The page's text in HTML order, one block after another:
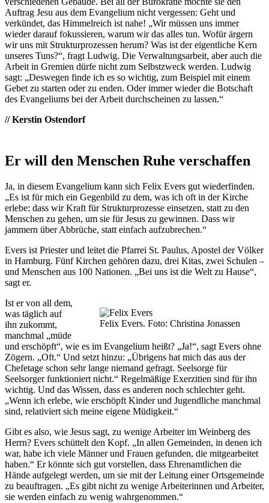
Auftrag Jesu aus dem Evangelium nicht vergessen: Geht und
verkündet, das Himmelreich ist nahe! „Wir müssen uns immer
wieder darauf fokussieren, warum wir das alles tun. Wofür ärgern
wir uns mit Strukturprozessen herum? Was ist der eigentliche Kern
unseres Tuns?“, fragt Ludwig. Die Verwaltungsarbeit, aber auch die
Arbeit in Gremien dürfe nicht zum Selbstzweck werden. Ludwig
sagt: „Deswegen finde ich es so wichtig, zum Beispiel mit einem
Gebet zu starten oder zu enden. Oder immer wieder die Botschaft
des Evangeliums bei der Arbeit durchscheinen zu lassen.“
// Kerstin Ostendorf
Er will den Menschen Ruhe verschaffen
Ja, in diesem Evangelium kann sich Felix Evers gut wiederfinden.
„Es ist für mich ein Gegenbild zu dem, was ich oft in der Kirche
erlebe: dass wir Kraft für Strukturprozesse einsetzen, statt zu den
Menschen zu gehen, um sie für Jesus zu gewinnen. Dass wir
jammern über Abbrüche, statt einfach aufzubrechen.“
Evers ist Priester und leitet die Pfarrei St. Paulus, Apostel der Völker
in Hamburg. Fünf Kirchen gehören dazu, drei Kitas, zwei Schulen –
und Menschen aus 100 Nationen. „Bei uns ist die Welt zu Hause“,
sagt er.
Felix Evers. Foto: Christina Jonassen
Ist er von all dem,
was täglich auf
ihn zukommt,
manchmal „müde
und erschöpft“, wie es im Evangelium heißt? „Ja!“, sagt Evers ohne
Zögern. „Oft.“ Und setzt hinzu: „Übrigens hat mich das aus der
Chefetage schon sehr lange niemand gefragt. Seelsorge für
Seelsorger funktioniert nicht.“ Regelmäßige Exerzitien sind für ihn
wichtig. Und das Wissen, dass es anderen noch schlechter geht.
„Wenn ich erlebe, wie erschöpft Kinder und Jugendliche manchmal
sind, relativiert sich meine eigene Müdigkeit.“
Gibt es also, wie Jesus sagt, zu wenige Arbeiter im Weinberg des
Herrn? Evers schüttelt den Kopf. „In allen Gemeinden, in denen ich
war, habe ich viele Männer und Frauen gefunden, die mitgearbeitet
haben.“ Er könnte sich gut vorstellen, dass Ehrenamtlichen die
Hände aufgelegt werden, um sie mit der Leitung einer Ortsgemeinde
zu beauftragen. „Es gibt nicht zu wenige Arbeiterinnen und Arbeiter,
sie werden einfach zu wenig wahrgenommen.“